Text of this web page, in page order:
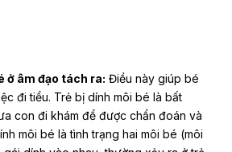
ở âm đạo tách ra: Điều này giúp bé
đi tiểu. Trẻ bị dính môi bé là bất
con đi khám để được chẩn đoán và
môi bé là tình trạng hai môi bé (môi